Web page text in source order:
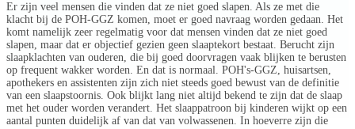
Er zijn veel mensen die vinden dat ze niet goed slapen. Als ze met die
klacht bij de POH-GGZ komen, moet er goed navraag worden gedaan. Het
komt namelijk zeer regelmatig voor dat mensen vinden dat ze niet goed
slapen, maar dat er objectief gezien geen slaaptekort bestaat. Berucht zijn
slaapklachten van ouderen, die bij goed doorvragen vaak blijken te berusten
op frequent wakker worden. En dat is normaal. POH's-GGZ, huisartsen,
apothekers en assistenten zijn zich niet steeds goed bewust van de definitie
van een slaapstoornis. Ook blijkt lang niet altijd bekend te zijn dat de slaap
met het ouder worden verandert. Het slaappatroon bij kinderen wijkt op een
aantal punten duidelijk af van dat van volwassenen. In hoeverre zijn die